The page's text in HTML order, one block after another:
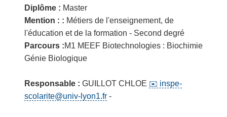
Diplôme : Master
Mention : : Métiers de l'enseignement, de
l'éducation et de la formation - Second degré
Parcours :M1 MEEF Biotechnologies : Biochimie
Génie Biologique
Responsable : GUILLOT CHLOE
inspe-
scolarite@univ-lyon1.fr -